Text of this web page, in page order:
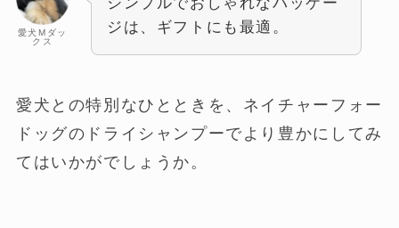
愛犬Mダッ
クス
ジは、ギフトにも最適。
愛犬との特別なひとときを、ネイチャーフォー
ドッグのドライシャンプーでより豊かにしてみ
てはいかがでしょうか。